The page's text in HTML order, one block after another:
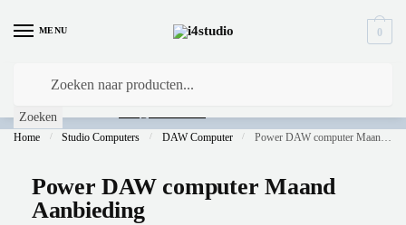
MENU
Zoeken
0
uw computer al over op Windows 11? Heeft u vragen stuur een mail naar
Home / Studio Computers / DAW Computer / Power DAW computer Maand Aanbieding
Power DAW computer Maand
Aanbieding